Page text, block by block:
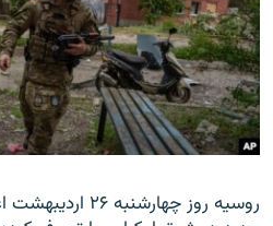
روسیه روز